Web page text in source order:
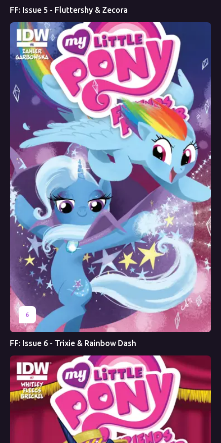
FF: Issue 5 - Fluttershy & Zecora
6
FF: Issue 6 - Trixie & Rainbow Dash